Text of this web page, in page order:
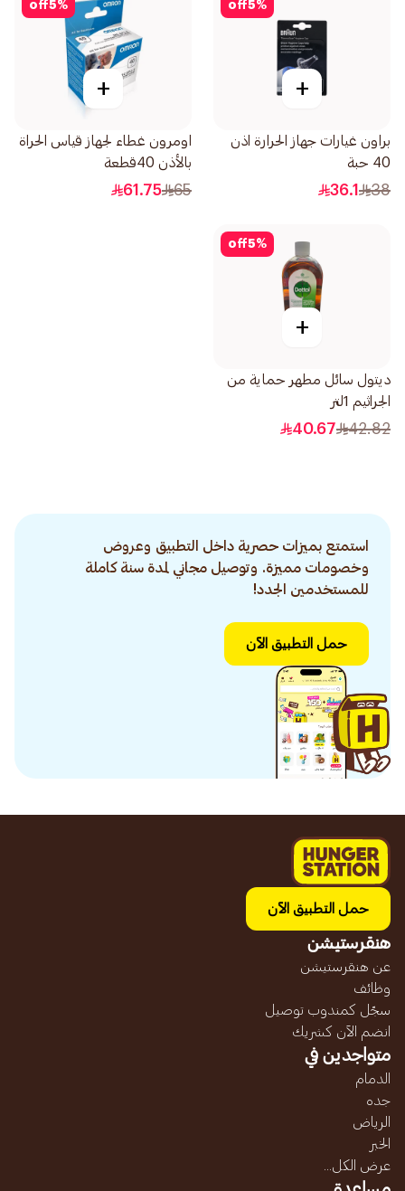
5%
off
+
براون غيارات جهاز الحرارة اذن
40 حبة
38
36.1
5%
off
+
اومرون غطاء لجهاز قياس الحراة
بالأذن 40قطعة
65
61.75
5%
off
+
ديتول سائل مطهر حماية من
الجراثيم 1لتر
42.82
40.67
استمتع بميزات حصرية داخل التطبيق وعروض
وخصومات مميزة. وتوصيل مجاني لمدة سنة كاملة
للمستخدمين الجدد!
حمل التطبيق الآن
حمل التطبيق الآن
هنقرستيشن
عن هنقرستيشن
وظائف
سجّل كمندوب توصيل
انضم الآن كشريك
متواجدين في
الدمام
جده
الرياض
الخبر
عرض الكل...